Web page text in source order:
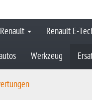
Renault Renault E-
Werkzeug